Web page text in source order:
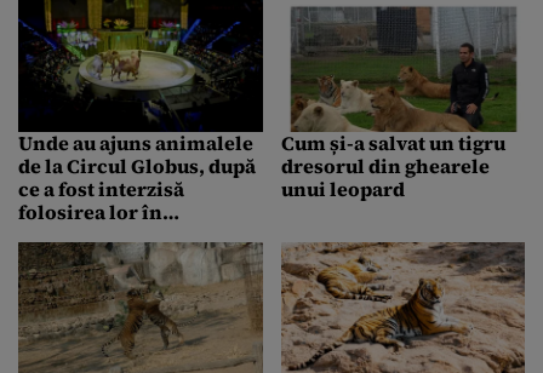
Unde au ajuns animalele
de la Circul Globus, după
ce a fost interzisă
folosirea lor în
Cum și-a salvat un tigru
dresorul din ghearele
unui leopard